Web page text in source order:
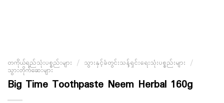
တကိုယ်ရည်သုံးပစ္စည်းများ / သွားနှင့်ခံတွင်းသန့်ရှင်းရေးသုံးပစ္စည်းများ /
သွားတိုက်ဆေးများ
Big Time Toothpaste Neem Herbal 160g